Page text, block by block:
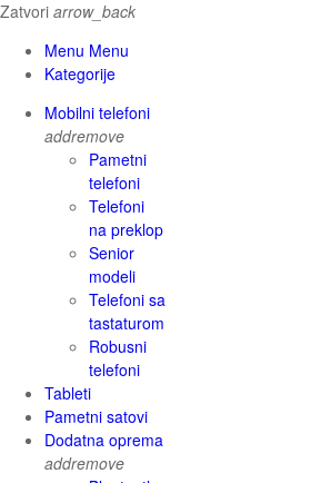
Zatvori arrow_back
Menu Menu
Kategorije
Mobilni telefoni
addremove
Pametni
telefoni
Telefoni
na preklop
Senior
modeli
Telefoni sa
tastaturom
Robusni
telefoni
Tableti
Pametni satovi
Dodatna oprema
addremove